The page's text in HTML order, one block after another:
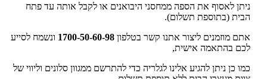
ניתן לאסוף את הספה ממחסני היבואנים או לקבל אותה עד פתח
הבית (בתוספת תשלום).
אתם מוזמנים ליצור אתנו קשר בטלפון1700-50-60-98ונשמח לסייע
לכם בהתאמה אישית,
כמו כן ניתן להגיע אלינו לגלריה כדי להתרשם ממגוון סלונים וליווי של